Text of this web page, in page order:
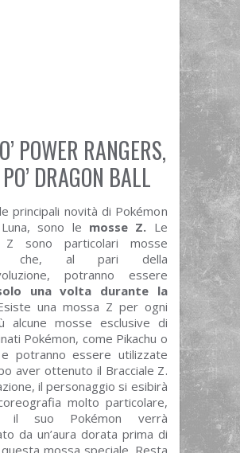
POWER RANGERS,
DRAGON BALL
principali novità di Pokémon
sono le mosse Z. Le
Z sono particolari mosse
che, al pari della
potranno essere
una volta durante la
una mossa Z per ogni
alcune mosse esclusive di
Pokémon, come Pikachu o
potranno essere utilizzate
aver ottenuto il Bracciale Z.
il personaggio si esibirà
molto particolare,
il suo Pokémon verrà
da un’aura dorata prima di